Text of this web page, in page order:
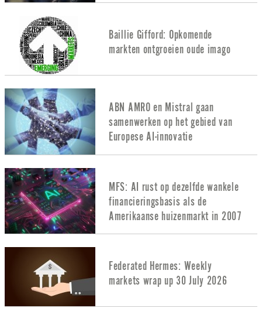
Baillie Gifford: Opkomende
markten ontgroeien oude imago
ABN AMRO en Mistral gaan
samenwerken op het gebied van
Europese AI-innovatie
MFS: AI rust op dezelfde wankele
financieringsbasis als de
Amerikaanse huizenmarkt in 2007
Federated Hermes: Weekly
markets wrap up 30 July 2026